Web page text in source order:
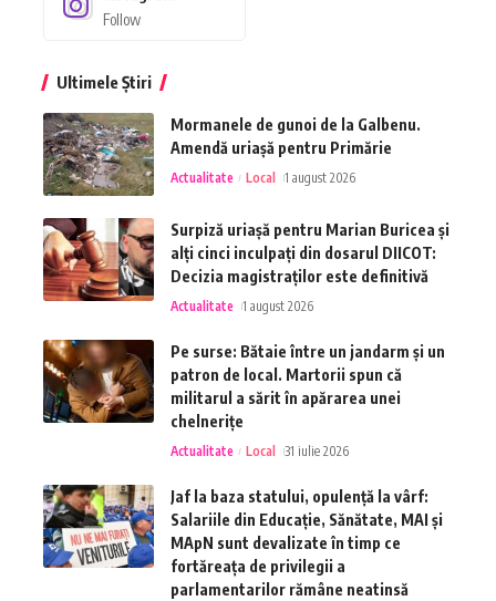
Follow
Ultimele Știri
Mormanele de gunoi de la Galbenu.
Amendă uriașă pentru Primărie
Actualitate Local 1 august 2026
Surpiză uriașă pentru Marian Buricea și
alți cinci inculpați din dosarul DIICOT:
Decizia magistraților este definitivă
Actualitate 1 august 2026
Pe surse: Bătaie între un jandarm și un
patron de local. Martorii spun că
militarul a sărit în apărarea unei
chelnerițe
Actualitate Local 31 iulie 2026
Jaf la baza statului, opulență la vârf:
Salariile din Educație, Sănătate, MAI și
MApN sunt devalizate în timp ce
fortăreața de privilegii a
parlamentarilor rămâne neatinsă